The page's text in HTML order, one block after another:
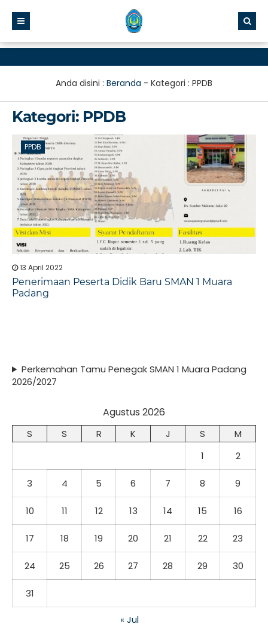
Anda disini : Beranda - Kategori : PPDB
Kategori: PPDB
PPDB
13 April 2022
Penerimaan Peserta Didik Baru SMAN 1 Muara
Padang
Perkemahan Tamu Penegak SMAN 1 Muara Padang
2026/2027
Agustus 2026
S S R K J S
M
1
2
3 4 5 6 7 8 9
10 11 12 13 14 15 16
17 18 19 20 21 22 23
24 25 26 27 28 29 30
31
« Jul